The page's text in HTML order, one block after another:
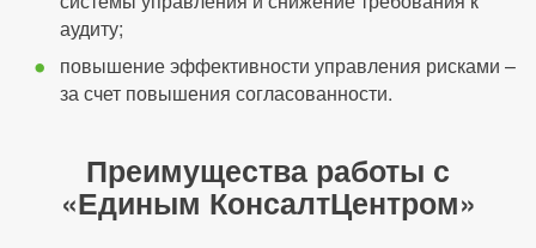
аудиту;
повышение эффективности управления рисками –
за счет повышения согласованности.
Преимущества работы с
«Единым КонсалтЦентром»